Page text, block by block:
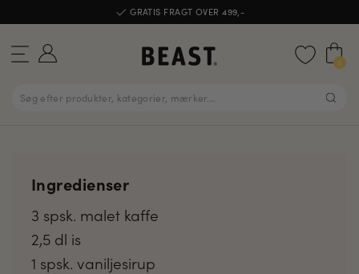
GRATIS FRAGT OVER 499,-
0
Ingredienser
3 spsk. malet kaffe
2,5 dl is
1 spsk. vaniljesirup